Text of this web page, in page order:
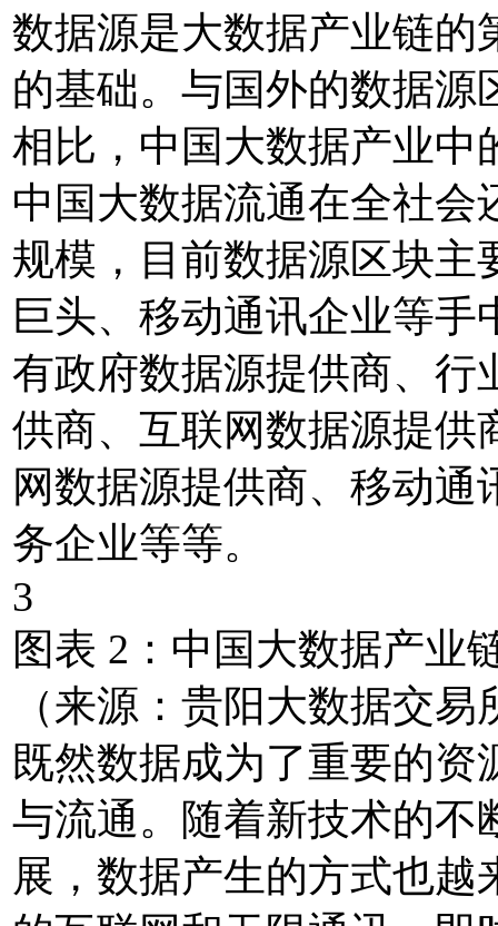
数据源是大数据产业链的
的基础。与国外的数据源
相比，中国大数据产业中
中国大数据流通在全社会
规模，目前数据源区块主
巨头、移动通讯企业等手
有政府数据源提供商、行
供商、互联网数据源提供
网数据源提供商、移动
务企业等等。
3
图表 2：中国大数据产业
（来源：贵阳大数据交易
既然数据成为了重要的
与流通。随着新技术的不
展，数据产生的方式也